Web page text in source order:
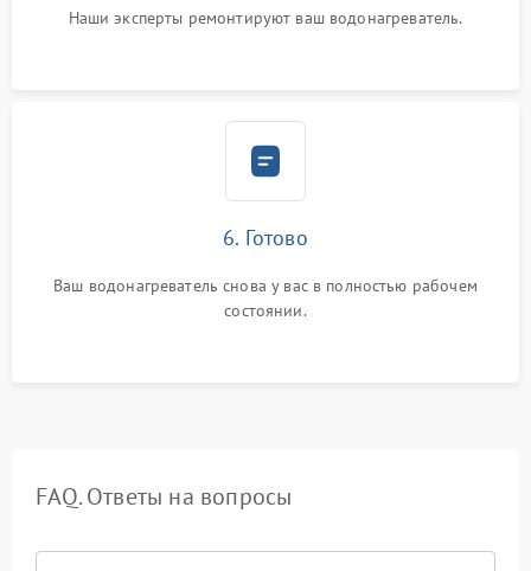
Наши эксперты ремонтируют ваш водонагреватель.
6. Готово
Ваш водонагреватель снова у вас в полностью рабочем
состоянии.
FAQ. Ответы на вопросы